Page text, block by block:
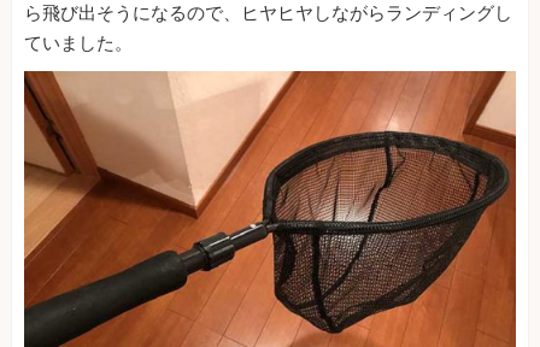
ら飛び出そうになるので、ヒヤヒヤしながらランディングし
ていました。